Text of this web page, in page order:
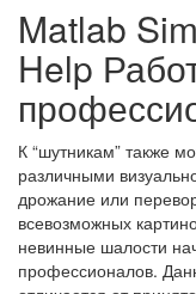
Matlab
Help
К “шутникам” также
различными
дрожание или
всевозможных
невинные шалости
профессионалов.